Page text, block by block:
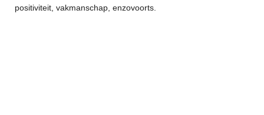
positiviteit, vakmanschap, enzovoorts.